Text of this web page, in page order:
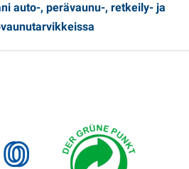
auto-, perävaunu-, retkeily- ja